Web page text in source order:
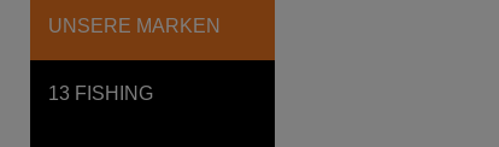
UNSERE MARKEN
13 FISHING